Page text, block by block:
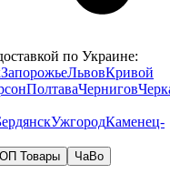
по Украине:
ЗапорожьеЛьвовКривой
ПолтаваЧернигов
УжгородКаменец-
Товары
ЧаВо